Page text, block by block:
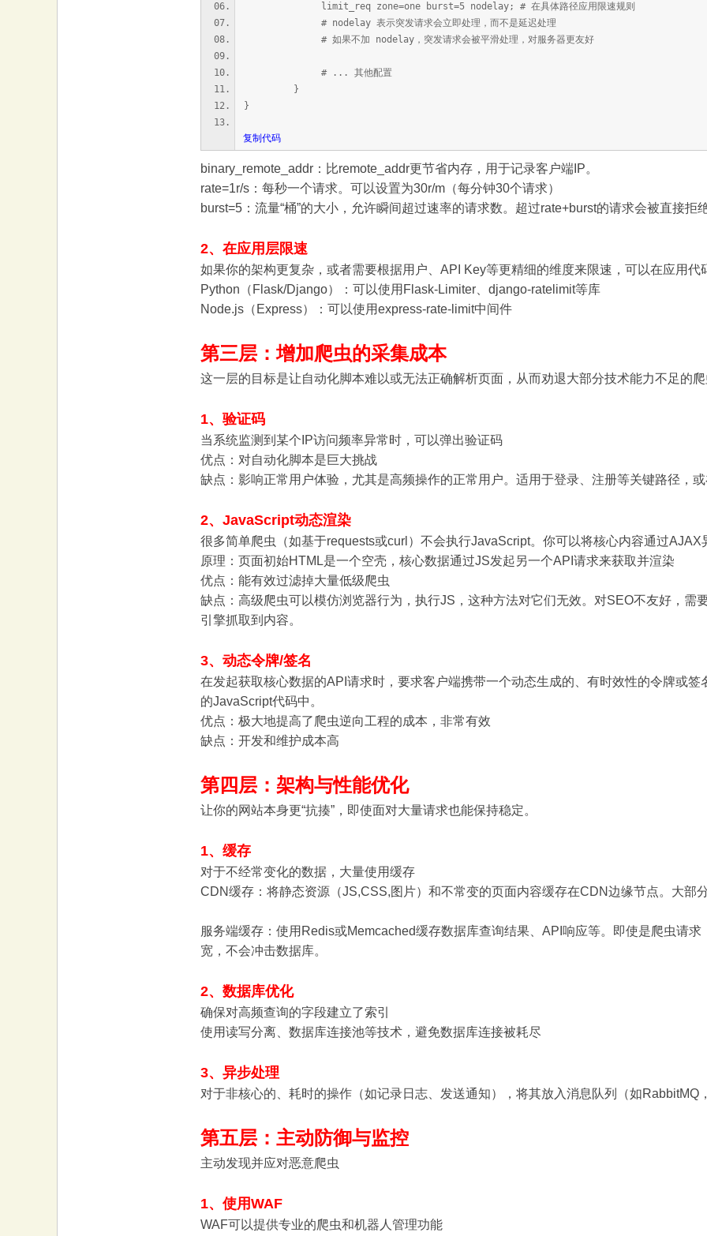
limit_req zone=one burst=5 nodelay; # 在具体路径应用限速规则
# nodelay 表示突发请求会立即处理，而不是延迟处理
# 如果不加 nodelay，突发请求会被平滑处理，对服务器更友好
# ... 其他配置
}
}
复制代码
binary_remote_addr：比remote_addr更节省内存，用于记录客户端IP。
rate=1r/s：每秒一个请求。可以设置为30r/m（每分钟30个请求）
burst=5：流量“桶”的大小，允许瞬间超过速率的请求数。超过rate+burst的请求会被直接
2、在应用层限速
如果你的架构更复杂，或者需要根据用户、API Key等更精细的维度来限速，可以在应用代
Python（Flask/Django）：可以使用Flask-Limiter、django-ratelimit等库
Node.js（Express）：可以使用express-rate-limit中间件
第三层：增加爬虫的采集成本
这一层的目标是让自动化脚本难以或无法正确解析页面，从而劝退大部分技术能力不足的
1、验证码
当系统监测到某个IP访问频率异常时，可以弹出验证码
优点：对自动化脚本是巨大挑战
缺点：影响正常用户体验，尤其是高频操作的正常用户。适用于登录、注册等关键路径，
2、JavaScript动态渲染
很多简单爬虫（如基于requests或curl）不会执行JavaScript。你可以将核心内容通过AJAX
原理：页面初始HTML是一个空壳，核心数据通过JS发起另一个API请求来获取并渲染
优点：能有效过滤掉大量低级爬虫
缺点：高级爬虫可以模仿浏览器行为，执行JS，这种方法对它们无效。对SEO不友好，需
引擎抓取到内容。
3、动态令牌/签名
在发起获取核心数据的API请求时，要求客户端携带一个动态生成的、有时效性的令牌或
的JavaScript代码中。
优点：极大地提高了爬虫逆向工程的成本，非常有效
缺点：开发和维护成本高
第四层：架构与性能优化
让你的网站本身更“抗揍”，即使面对大量请求也能保持稳定。
1、缓存
对于不经常变化的数据，大量使用缓存
CDN缓存：将静态资源（JS,CSS,图片）和不常变的页面内容缓存在CDN边缘节点。大部
服务端缓存：使用Redis或Memcached缓存数据库查询结果、API响应等。即使是爬虫请
宽，不会冲击数据库。
2、数据库优化
确保对高频查询的字段建立了索引
使用读写分离、数据库连接池等技术，避免数据库连接被耗尽
3、异步处理
对于非核心的、耗时的操作（如记录日志、发送通知），将其放入消息队列（如
第五层：主动防御与监控
主动发现并应对恶意爬虫
1、使用WAF
WAF可以提供专业的爬虫和机器人管理功能